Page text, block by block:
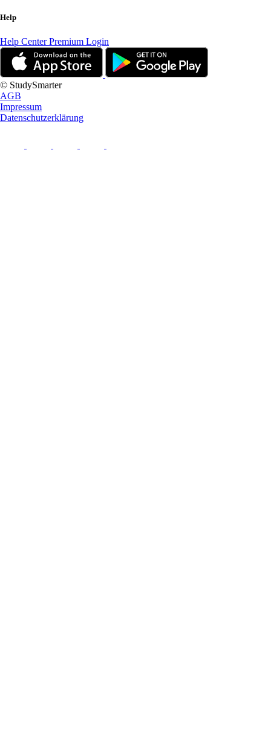
Help
Help CenterPremium Login
© StudySmarter
AGB
Impressum
Datenschutzerklärung